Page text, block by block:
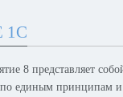
1С
8 представляет
единым принципам